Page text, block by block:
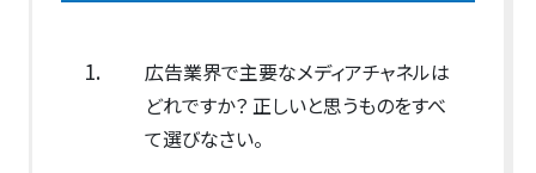
1.
広告業界で主要なメディアチャネルは
どれですか？ 正しいと思うものをすべ
て選びなさい。